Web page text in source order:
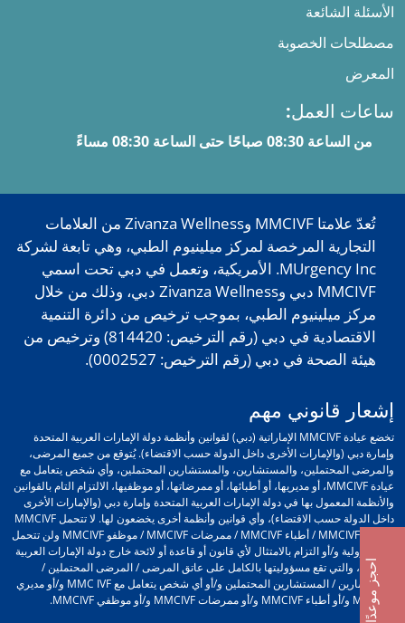
الأسئلة الشائعة
مصطلحات الخصوبة
المعرض
ساعات العمل:
من الساعة 08:30 صباحًا حتى الساعة 08:30 مساءً
احجز موعدًا
تُعدّ علامتا MMCIVF وZivanza Wellness من العلامات
التجارية المرخصة لمركز ميلينيوم الطبي، وهي تابعة لشركة
MUrgency Inc. الأمريكية، وتعمل في دبي تحت اسمي
MMCIVF دبي وZivanza Wellness دبي، وذلك من خلال
مركز ميلينيوم الطبي، بموجب ترخيص من دائرة التنمية
الاقتصادية في دبي (رقم الترخيص: 814420) وترخيص من
هيئة الصحة في دبي (رقم الترخيص: 0002527).
إشعار قانوني مهم
تخضع عيادة MMCIVF الإماراتية (دبي) لقوانين وأنظمة دولة الإمارات العربية المتحدة
وإمارة دبي (والإمارات الأخرى داخل الدولة حسب الاقتضاء). يُتوقع من جميع المرضى،
والمرضى المحتملين، والمستشارين، والمستشارين المحتملين، وأي شخص يتعامل مع
عيادة MMCIVF، أو مديريها، أو أطبائها، أو ممرضاتها، أو موظفيها، الالتزام التام بالقوانين
والأنظمة المعمول بها في دولة الإمارات العربية المتحدة وإمارة دبي (والإمارات الأخرى
داخل الدولة حسب الاقتضاء)، وأي قوانين وأنظمة أخرى يخضعون لها. لا تتحمل MMCIVF
/ مديرو MMCIVF / أطباء MMCIVF / ممرضات MMCIVF / موظفو MMCIVF ولن تتحمل
أي مسؤولية و/أو التزام بالامتثال لأي قانون أو قاعدة أو لائحة خارج دولة الإمارات العربية
المتحدة، والتي تقع مسؤوليتها بالكامل على عاتق المرضى / المرضى المحتملين /
المستشارين / المستشارين المحتملين و/أو أي شخص يتعامل مع MMC IVF و/أو مديري
MMCIVF و/أو أطباء MMCIVF و/أو ممرضات MMCIVF و/أو موظفي MMCIVF.